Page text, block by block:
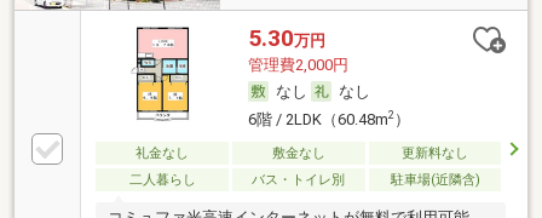
5.30万円
管理費2,000円
なし
なし
6階 / 2LDK（60.48m2）
礼金なし 敷金なし
更新料なし
二人暮らし
バス・トイレ別 駐車場(近隣含)